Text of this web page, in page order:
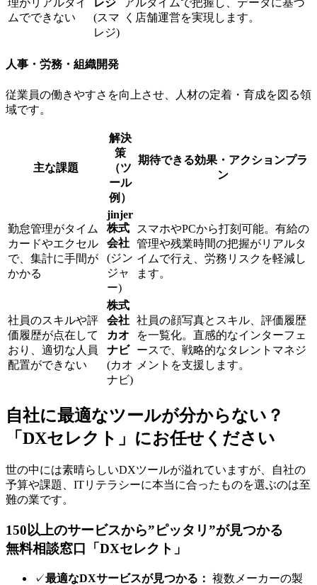
理がリアルタイ
ムでできない
レジ
(スマ
レジ)
アルタイムで把握し、データに基づ
く店舗運営を実現します。
人事・労務・組織開発
従業員の働きやすさを向上させ、人材の定着・育成を図る領
域です。
主な課題
解決
策
（ツ
ール
例）
期待できる効果・アクションプラ
ン
勤怠管理がタイム
カードやエクセル
で、集計に手間が
かかる
jinjer
株式
会社
(ジン
ジャ
ー)
スマホやPCから打刻可能。有給の
管理や残業時間の把握がリアルタ
イムで行え、労務リスクを軽減し
ます。
社員のスキルや評
価履歴が点在して
おり、適切な人員
配置ができない
株式
会社
カオ
ナビ
(カオ
ナビ)
社員の顔写真とスキル、評価履歴
を一覧化。直感的なインターフェ
ースで、戦略的なタレントマネジ
メントを支援します。
自社に最適なツールが分からない？
「DXセレクト」にお任せください
世の中には素晴らしいDXツールが溢れていますが、自社の
予算や課題、ITリテラシーに本当に合ったものを選ぶのは至
難の業です。
150以上のサービスから”ピッタリ”が見つかる
無料相談窓口「DXセレクト」
✓最適なDXサービスが見つかる： 複数メーカーの製